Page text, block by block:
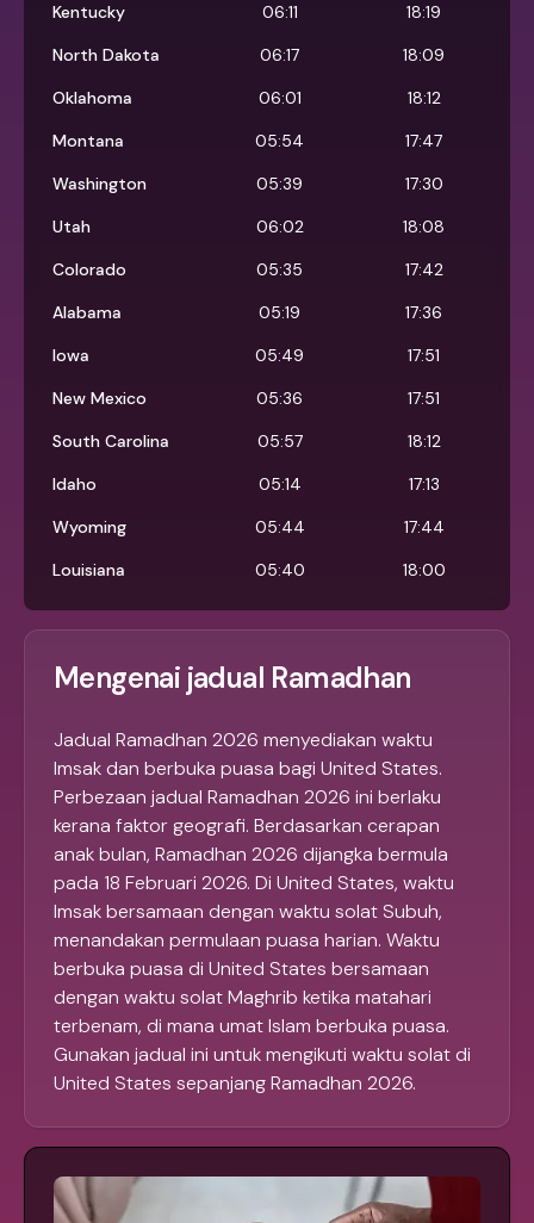
Kentucky
06:11
18:19
North Dakota
06:17
18:09
Oklahoma
06:01
18:12
Montana
05:54
17:47
Washington
05:39
17:30
Utah
06:02
18:08
Colorado
05:35
17:42
Alabama
05:19
17:36
Iowa
05:49
17:51
New Mexico
05:36
17:51
South Carolina
05:57
18:12
Idaho
05:14
17:13
Wyoming
05:44
17:44
Louisiana
05:40 18:00
Mengenai jadual Ramadhan
Jadual Ramadhan 2026 menyediakan waktu
Imsak dan berbuka puasa bagi United States.
Perbezaan jadual Ramadhan 2026 ini berlaku
kerana faktor geografi. Berdasarkan cerapan
anak bulan, Ramadhan 2026 dijangka bermula
pada 18 Februari 2026. Di United States, waktu
Imsak bersamaan dengan waktu solat Subuh,
menandakan permulaan puasa harian. Waktu
berbuka puasa di United States bersamaan
dengan waktu solat Maghrib ketika matahari
terbenam, di mana umat Islam berbuka puasa.
Gunakan jadual ini untuk mengikuti waktu solat di
United States sepanjang Ramadhan 2026.